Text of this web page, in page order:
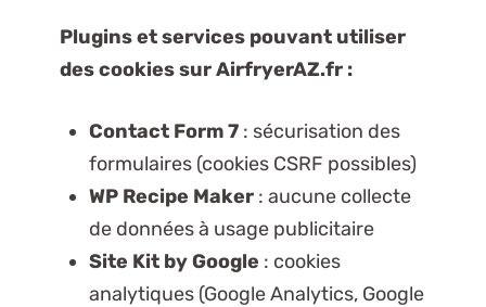
Plugins et services pouvant utiliser
des cookies sur AirfryerAZ.fr :
Contact Form 7: sécurisation des
formulaires (cookies CSRF possibles)
WP Recipe Maker: aucune collecte
de données à usage publicitaire
Site Kit by Google : cookies
analytiques (Google Analytics, Google